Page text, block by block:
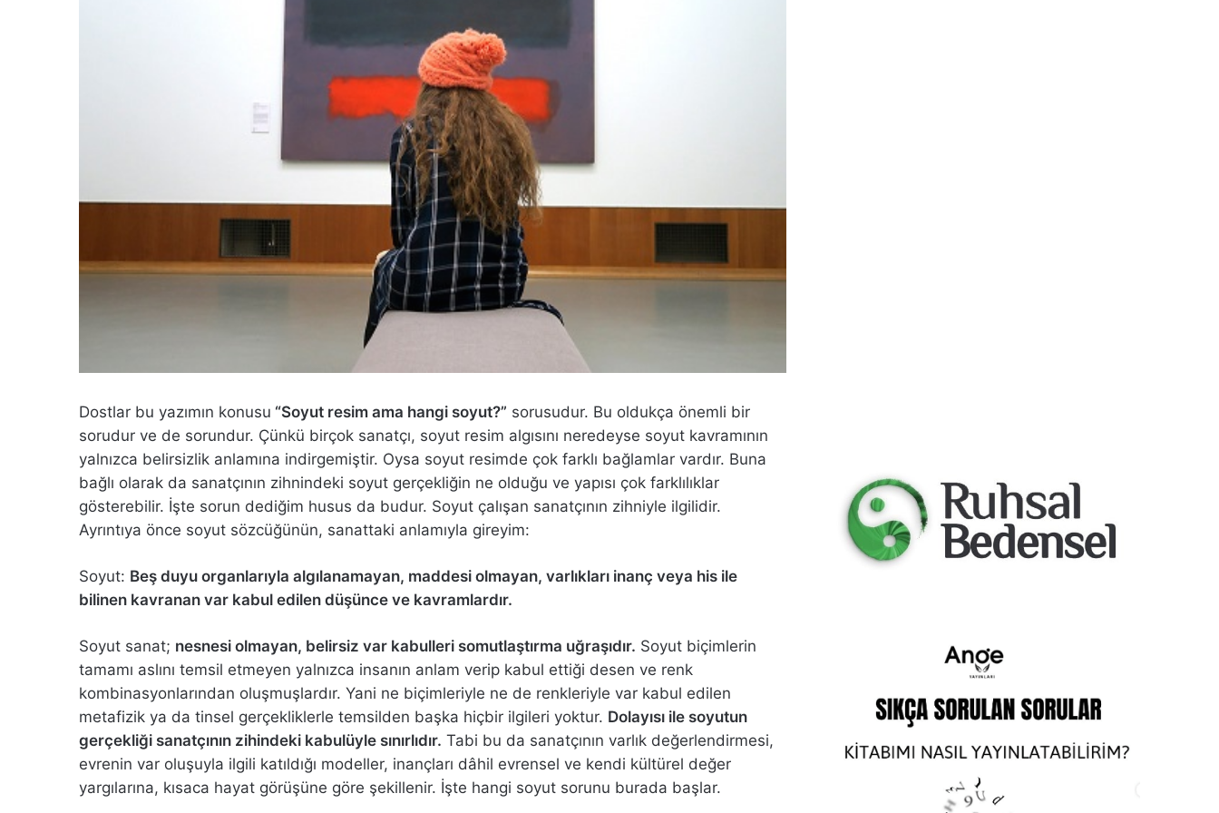
Dostlar bu yazımın konusu “Soyut resim ama hangi soyut?” sorusudur. Bu oldukça önemli bir
sorudur ve de sorundur. Çünkü birçok sanatçı, soyut resim algısını neredeyse soyut kavramının
yalnızca belirsizlik anlamına indirgemiştir. Oysa soyut resimde çok farklı bağlamlar vardır. Buna
bağlı olarak da sanatçının zihnindeki soyut gerçekliğin ne olduğu ve yapısı çok farklılıklar
gösterebilir. İşte sorun dediğim husus da budur. Soyut çalışan sanatçının zihniyle ilgilidir.
Ayrıntıya önce soyut sözcüğünün, sanattaki anlamıyla gireyim:
Soyut: Beş duyu organlarıyla algılanamayan, maddesi olmayan, varlıkları inanç veya his ile
bilinen kavranan var kabul edilen düşünce ve kavramlardır.
Soyut sanat; nesnesi olmayan, belirsiz var kabulleri somutlaştırma uğraşıdır. Soyut biçimlerin
tamamı aslını temsil etmeyen yalnızca insanın anlam verip kabul ettiği desen ve renk
kombinasyonlarından oluşmuşlardır. Yani ne biçimleriyle ne de renkleriyle var kabul edilen
metafizik ya da tinsel gerçekliklerle temsilden başka hiçbir ilgileri yoktur. Dolayısı ile soyutun
gerçekliği sanatçının zihindeki kabulüyle sınırlıdır. Tabi bu da sanatçının varlık değerlendirmesi,
evrenin var oluşuyla ilgili katıldığı modeller, inançları dâhil evrensel ve kendi kültürel değer
yargılarına, kısaca hayat görüşüne göre şekillenir. İşte hangi soyut sorunu burada başlar.